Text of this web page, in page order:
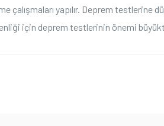
çalışmaları yapılır. Deprem testlerine
için deprem testlerinin önemi